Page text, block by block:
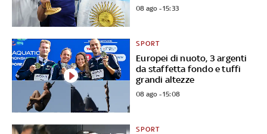
08 ago - 15:33
Europei di nuoto, 3 argenti
da staffetta fondo e tuffi
grandi altezze
SPORT
08 ago - 15:08
SPORT